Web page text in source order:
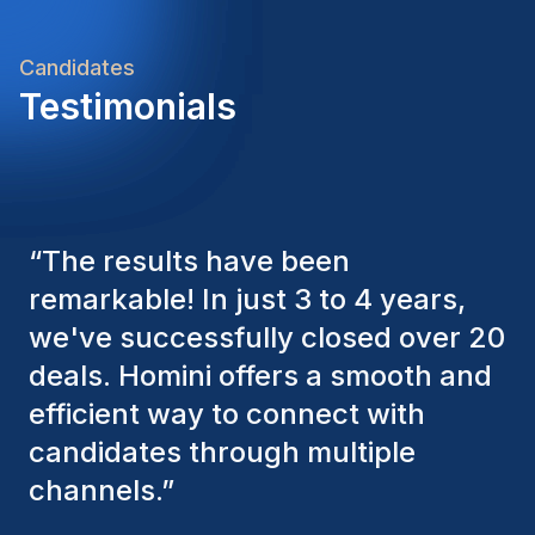
logistieke omgevingBen jij de witte raaf voor deze
functie? Dan bekijken we graag samen hoe we
jouw verwachtingen kunnen matchen met deze
Candidates
Testimonials
“The Homini consultants have
consistently considered various
factors to ensure they present the
best candidates. The individuals
we've hired are still with us, and
I’m truly pleased with the new
team members.